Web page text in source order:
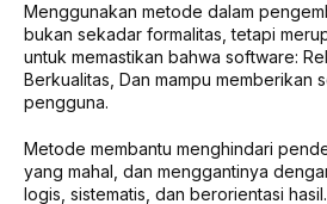
Menggunakan metode dalam
bukan sekadar formalitas, tetapi
untuk memastikan bahwa software:
Berkualitas, Dan mampu memberikan
pengguna.
Metode membantu menghindari
yang mahal, dan menggantinya
logis, sistematis, dan berorientasi